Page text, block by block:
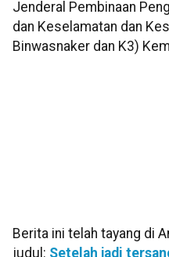
Jenderal Pembinaan
dan Keselamatan dan
Binwasnaker dan K3)
Berita ini telah tayang di
judul: Setelah jadi